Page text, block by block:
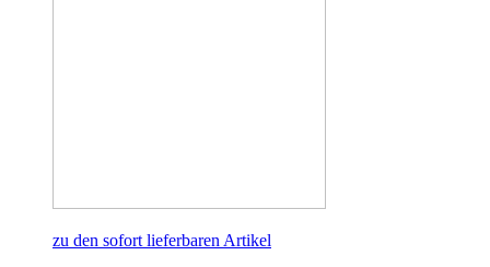
zu den sofort lieferbaren Artikel